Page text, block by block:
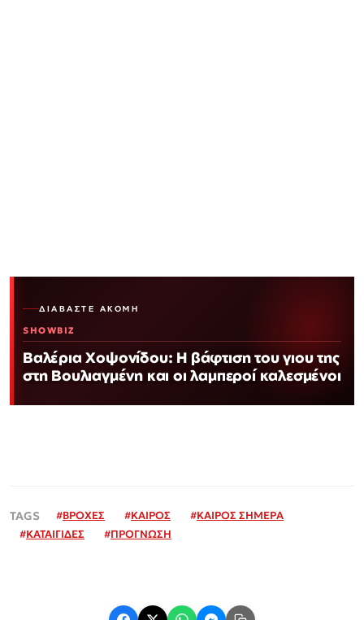
ΔΙΑΒΆΣΤΕ ΑΚΌΜΗ
SHOWBIZ
Βαλέρια Χοψονίδου: Η βάφτιση του γιου της
στη Βουλιαγμένη και οι λαμπεροί καλεσμένοι
#ΒΡΟΧΕΣ #ΚΑΙΡΟΣ #ΚΑΙΡΟΣ ΣΗΜΕΡΑ
#ΚΑΤΑΙΓΙΔΕΣ #ΠΡΟΓΝΩΣΗ